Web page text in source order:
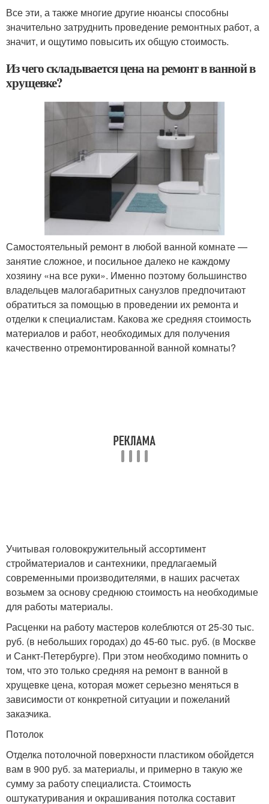
Все эти, а также многие другие нюансы способны
значительно затруднить проведение ремонтных работ, а
значит, и ощутимо повысить их общую стоимость.
Из чего складывается цена на ремонт в ванной в
хрущевке?
Самостоятельный ремонт в любой ванной комнате —
занятие сложное, и посильное далеко не каждому
хозяину «на все руки». Именно поэтому большинство
владельцев малогабаритных санузлов предпочитают
обратиться за помощью в проведении их ремонта и
отделки к специалистам. Какова же средняя стоимость
материалов и работ, необходимых для получения
качественно отремонтированной ванной комнаты?
Учитывая головокружительный ассортимент
стройматериалов и сантехники, предлагаемый
современными производителями, в наших расчетах
возьмем за основу среднюю стоимость на необходимые
для работы материалы.
Расценки на работу мастеров колеблются от 25-30 тыс.
руб. (в небольших городах) до 45-60 тыс. руб. (в Москве
и Санкт-Петербурге). При этом необходимо помнить о
том, что это только средняя на ремонт в ванной в
хрущевке цена, которая может серьезно меняться в
зависимости от конкретной ситуации и пожеланий
заказчика.
Потолок
Отделка потолочной поверхности пластиком обойдется
вам в 900 руб. за материалы, и примерно в такую же
сумму за работу специалиста. Стоимость
оштукатуривания и окрашивания потолка составит